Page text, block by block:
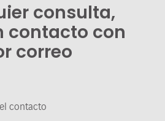
consulta,
contacto con
correo
contacto